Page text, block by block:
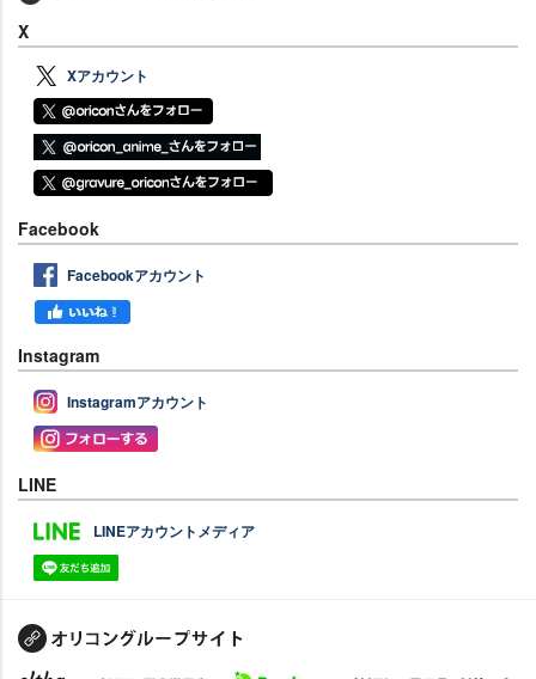
X
Xアカウント
Facebook
Facebookアカウント
Instagram
Instagramアカウント
LINE
LINEアカウントメディア